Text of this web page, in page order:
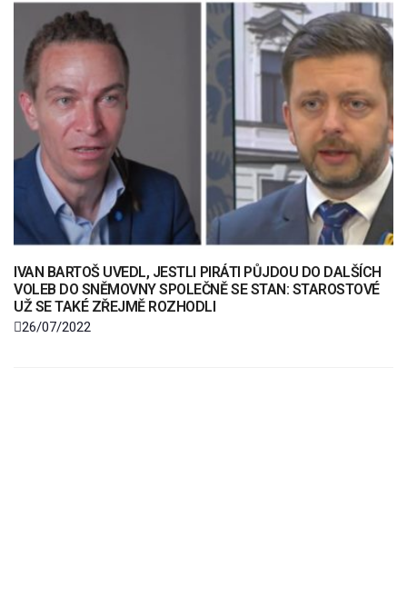
IVAN BARTOŠ UVEDL, JESTLI PIRÁTI PŮJDOU DO DALŠÍCH
VOLEB DO SNĚMOVNY SPOLEČNĚ SE STAN: STAROSTOVÉ
UŽ SE TAKÉ ZŘEJMĚ ROZHODLI
26/07/2022